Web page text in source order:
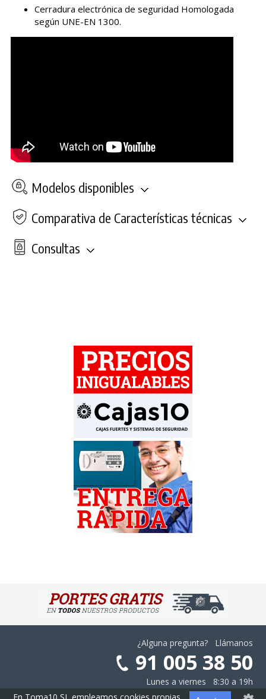
Cerradura electrónica de seguridad Homologada
según UNE-EN 1300.
Modelos disponibles
Comparativa de Características técnicas
Consultas
¿Alguna pregunta? Llámanos
91 005 38 50
Lunes a viernes 8:30 a 19h